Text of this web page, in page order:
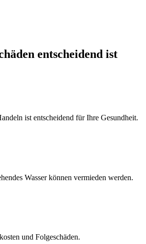
entscheidend ist
ist entscheidend für Ihre Gesundheit.
Wasser können vermieden werden.
und Folgeschäden.